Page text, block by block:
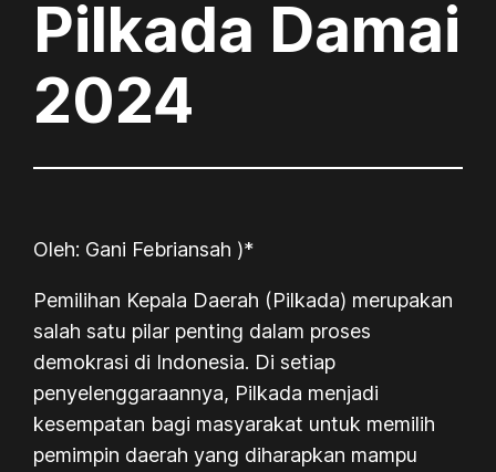
Pilkada Damai
2024
Oleh: Gani Febriansah )*
Pemilihan Kepala Daerah (Pilkada) merupakan
salah satu pilar penting dalam proses
demokrasi di Indonesia. Di setiap
penyelenggaraannya, Pilkada menjadi
kesempatan bagi masyarakat untuk memilih
pemimpin daerah yang diharapkan mampu